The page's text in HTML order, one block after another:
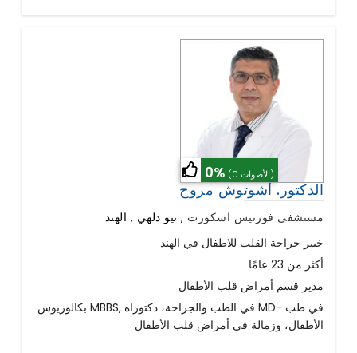
0% (0 الأصوات)
الدكتور. أشوتوش مروح
مستشفى فورتيس اسكورت , نيو دلهي , الهند
خبير جراحة القلب للاطفال في الهند
أكثر من 23 عامًا
مدير قسم أمراض قلب الأطفال
بكالوريوس MBBS, في الطب والجراحة، دكتوراه MD- في طب
الأطفال، وزمالة في أمراض قلب الأطفال